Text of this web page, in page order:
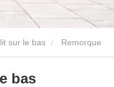
sur le bas
bas